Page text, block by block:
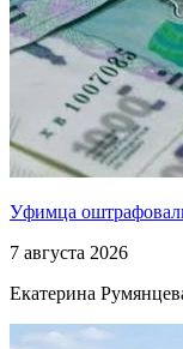
Уфимца
7 августа 2026
Екатерина